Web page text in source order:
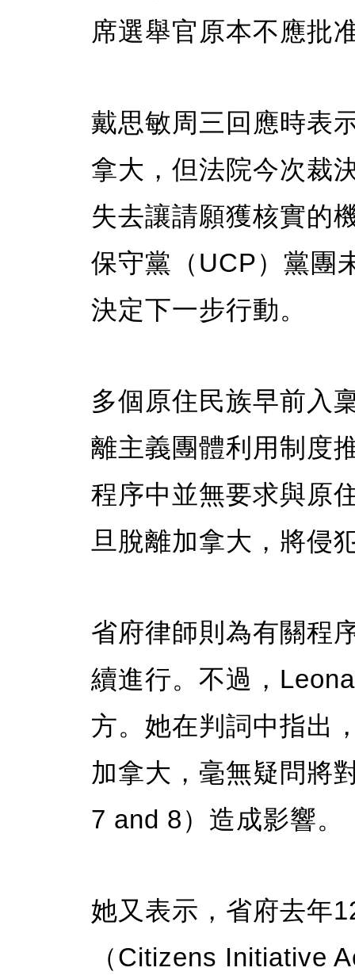
席選舉官原本不應批
戴思敏周三回應時表
拿大，但法院今次裁
失去讓請願獲核實的
保守黨（UCP）黨團
決定下一步行動。
多個原住民族早前入
離主義團體利用制度
程序中並無要求與原
旦脫離加拿大，將侵
省府律師則為有關程
續進行。不過，
方。她在判詞中指出
加拿大，毫無疑問將
7 and 8）造成影響。
她又表示，省府去年
（Citizens Initiative